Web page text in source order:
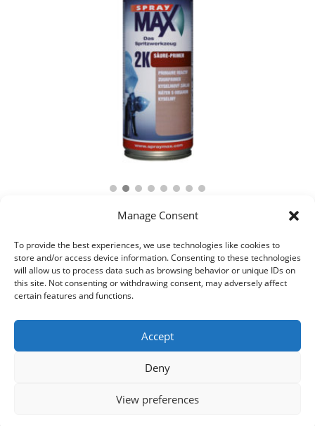
Manage Consent
To provide the best experiences, we use technologies like cookies to
store and/or access device information. Consenting to these technologies
will allow us to process data such as browsing behavior or unique IDs on
this site. Not consenting or withdrawing consent, may adversely affect
certain features and functions.
Accept
Deny
View preferences
© 2021 Kaméleon Hungary Kft. Minden jog fenntartva. All rights